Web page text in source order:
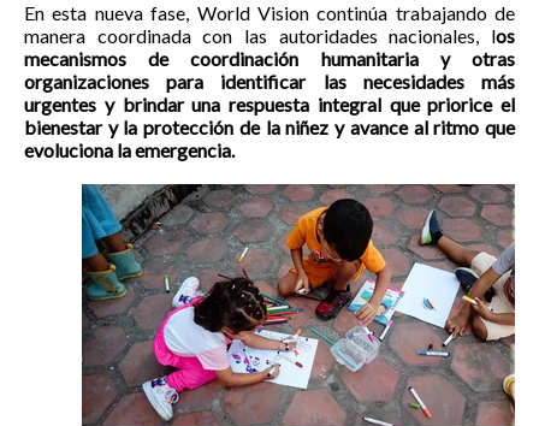
En esta nueva fase, World Vision continúa trabajando de
manera coordinada con las autoridades nacionales, los
mecanismos de coordinación humanitaria y otras
organizaciones para identificar las necesidades más
urgentes y brindar una respuesta integral que priorice el
bienestar y la protección de la niñez y avance al ritmo que
evoluciona la emergencia.